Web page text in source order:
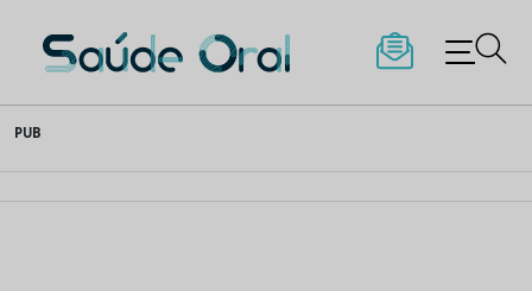
to
content
Saúde Oral
PUB